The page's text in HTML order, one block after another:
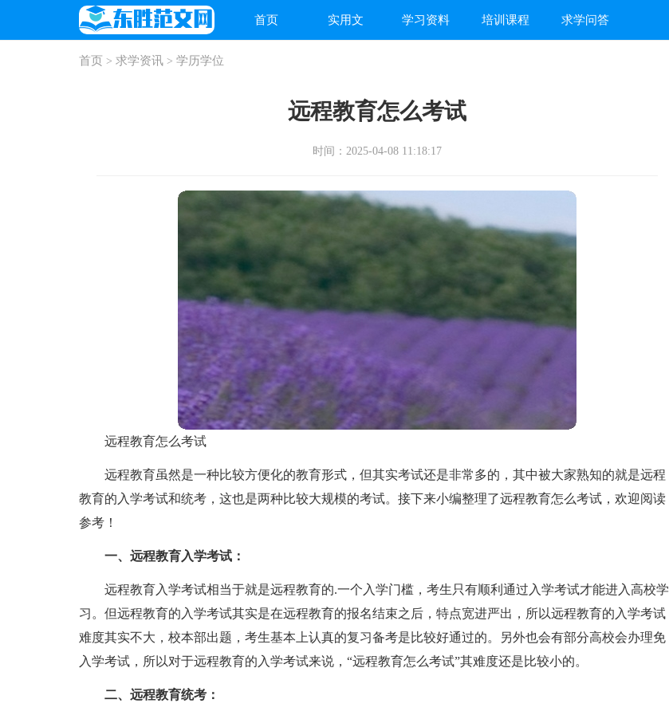
首页 实用文 学习资料 培训课程 求学问答
首页 > 求学资讯> 学历学位
远程教育怎么考试
时间：2025-04-08 11:18:17
远程教育怎么考试
远程教育虽然是一种比较方便化的教育形式，但其实考试还是非常多的，其中被大家熟知的就是远程
教育的入学考试和统考，这也是两种比较大规模的考试。接下来小编整理了远程教育怎么考试，欢迎阅读
参考！
一、远程教育入学考试：
远程教育入学考试相当于就是远程教育的.一个入学门槛，考生只有顺利通过入学考试才能进入高校学
习。但远程教育的入学考试其实是在远程教育的报名结束之后，特点宽进严出，所以远程教育的入学考试
难度其实不大，校本部出题，考生基本上认真的复习备考是比较好通过的。另外也会有部分高校会办理免
入学考试，所以对于远程教育的入学考试来说，“远程教育怎么考试”其难度还是比较小的。
二、远程教育统考：